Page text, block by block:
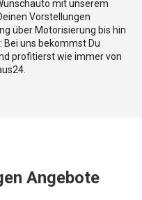
mit unserem
Vorstellungen
über Motorisierung bis hin
Bei uns bekommst Du
profitierst wie immer von
Angebote